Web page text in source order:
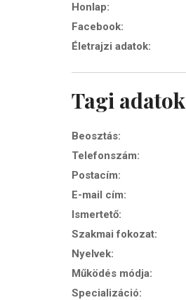
Honlap:
Facebook:
Életrajzi adatok:
Tagi adatok
Beosztás:
Telefonszám:
Postacím:
E-mail cím:
Ismertető:
Szakmai fokozat:
Nyelvek:
Működés módja:
Specializáció: